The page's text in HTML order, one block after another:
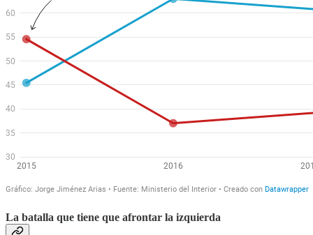
La batalla que tiene que afrontar la izquierda